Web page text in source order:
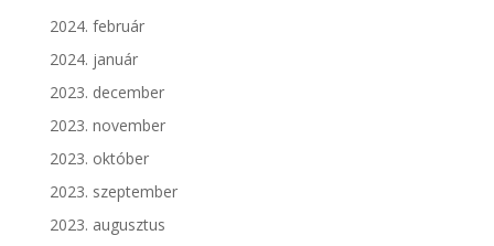
2024. február
2024. január
2023. december
2023. november
2023. október
2023. szeptember
2023. augusztus